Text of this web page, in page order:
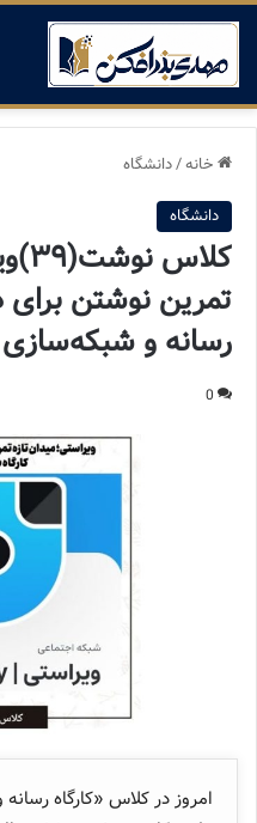
خانه/دانشگاه
دانشگاه
تمرین نوشتن برای
رسانه و شبکه‌سازی
0
امروز در کلاس «کارگاه